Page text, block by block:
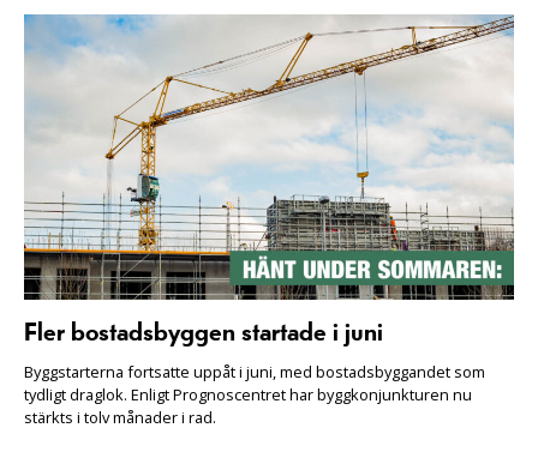
Fler bostadsbyggen startade i juni
Byggstarterna fortsatte uppåt i juni, med bostadsbyggandet som
tydligt draglok. Enligt Prognoscentret har byggkonjunkturen nu
stärkts i tolv månader i rad.